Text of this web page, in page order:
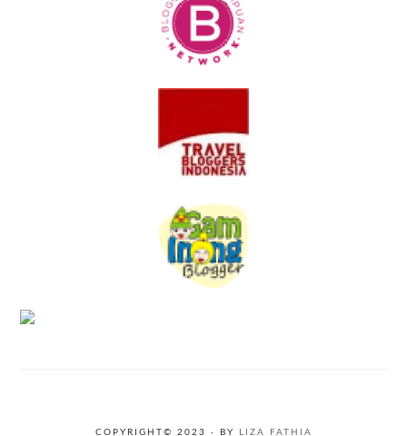
COPYRIGHT© 2023 · BY LIZA FATHIA